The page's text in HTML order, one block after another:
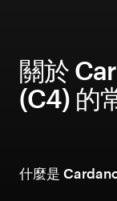
關於
(C4) 的
什麼是